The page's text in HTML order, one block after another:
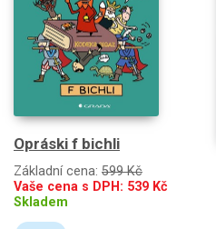
Opráski f bichli
Základní cena: 599 Kč
Vaše cena s DPH: 539 Kč
Skladem